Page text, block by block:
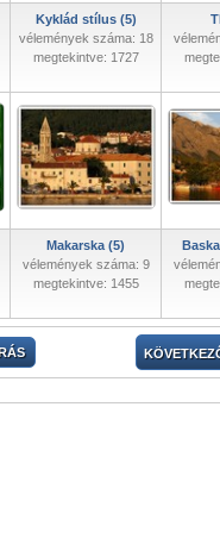
Kyklád stílus (5)
vélemények száma: 18
megtekintve: 1727
Makarska (5)
vélemények száma: 9
megtekintve: 1455